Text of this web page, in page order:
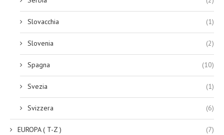
Slovacchia (1)
Slovenia (2)
Spagna (10)
Svezia (1)
Svizzera (6)
EUROPA ( T-Z ) (7)